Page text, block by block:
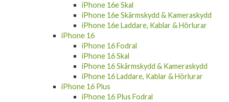
iPhone 16e Skal
iPhone 16e Skärmskydd & Kameraskydd
iPhone 16e Laddare, Kablar & Hörlurar
iPhone 16
iPhone 16 Fodral
iPhone 16 Skal
iPhone 16 Skärmskydd & Kameraskydd
iPhone 16 Laddare, Kablar & Hörlurar
iPhone 16 Plus
iPhone 16 Plus Fodral